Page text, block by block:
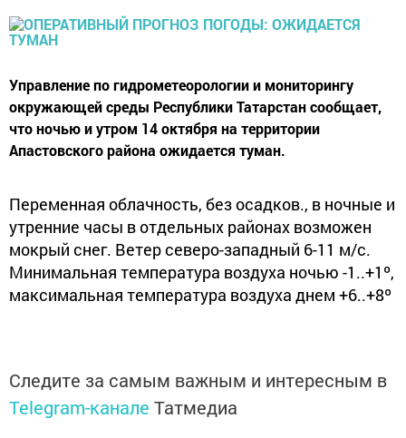
Управление по гидрометеорологии и мониторингу
окружающей среды Республики Татарстан сообщает,
что ночью и утром 14 октября на территории
Апастовского района ожидается туман.
Переменная облачность, без осадков., в ночные и
утренние часы в отдельных районах возможен
мокрый снег. Ветер северо-западный 6-11 м/с.
Минимальная температура воздуха ночью -1..+1º,
максимальная температура воздуха днем +6..+8º
Следите за самым важным и интересным в
Telegram-канале Татмедиа